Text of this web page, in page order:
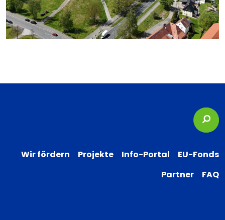
Wir fördern Projekte Info-Portal
EU-Fonds
Partner
FAQ